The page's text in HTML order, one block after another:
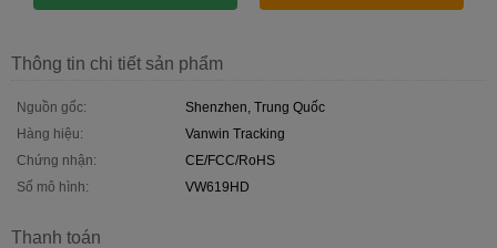
Thông tin chi tiết sản phẩm
Nguồn gốc:
Shenzhen, Trung Quốc
Hàng hiệu:
Vanwin Tracking
Chứng nhận:
CE/FCC/RoHS
Số mô hình:
VW619HD
Thanh toán